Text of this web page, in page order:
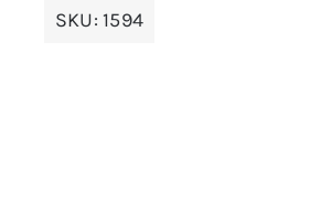
SKU:1594